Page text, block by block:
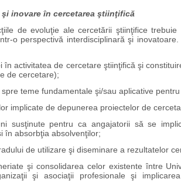
inovare în cercetarea ştiinţifică
de evoluţie ale cercetării ştiinţifice trebuie
o perspectivă interdisciplinară şi
în activitatea de cercetare ştiinţifică şi
de cercetare);
teme fundamentale şi/sau aplicative
implicate de depunerea proiectelor de
susţinute pentru ca angajatorii să se
în absorbţia absolvenţilor;
de utilizare şi diseminare a rezultatelor
şi consolidarea celor existente între
şi asociaţii profesionale şi